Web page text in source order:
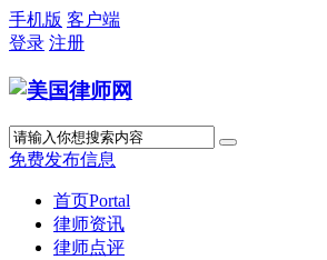
手机版 客户端
登录 注册
免费发布信息
首页Portal
律师资讯
律师点评